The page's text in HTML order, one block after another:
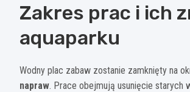
Zakres prac i ich
aquaparku
Wodny plac zabaw zostanie zamknięty na
napraw. Prace obejmują usunięcie starych